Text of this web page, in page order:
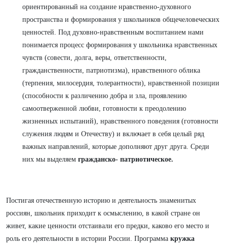
ориентированный на создание нравственно-духовного
пространства и формирования у школьников общечеловеческих
ценностей. Под духовно-нравственным воспитанием нами
понимается процесс формирования у школьника нравственных
чувств (совести, долга, веры, ответственности,
гражданственности, патриотизма), нравственного облика
(терпения, милосердия, толерантности), нравственной позиции
(способности к различению добра и зла, проявлению
самоотверженной любви, готовности к преодолению
жизненных испытаний), нравственного поведения (готовности
служения людям и Отечеству) и включает в себя целый ряд
важных направлений, которые дополняют друг друга. Среди
них мы выделяем гражданско- патриотическое.
Постигая отечественную историю и деятельность знаменитых
россиян, школьник приходит к осмыслению, в какой стране он
живет, какие ценности отстаивали его предки, каково его место и
роль его деятельности в истории России. Программа кружка